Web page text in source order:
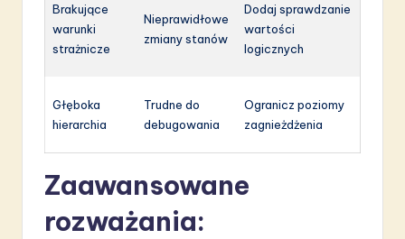
Brakujące
warunki
strażnicze
Nieprawidłowe
zmiany stanów
Dodaj sprawdzanie
wartości
logicznych
Głęboka
hierarchia
Trudne do
debugowania
Ogranicz poziomy
zagnieżdżenia
Zaawansowane
rozważania: